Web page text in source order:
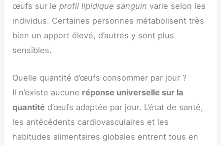
œufs sur leprofil lipidique sanguin varie selon les
individus. Certaines personnes métabolisent très
bien un apport élevé, d’autres y sont plus
sensibles.
Quelle quantité d’œufs consommer par jour ?
Il n’existe aucune réponse universelle sur la
quantité d’œufs adaptée par jour. L’état de santé,
les antécédents cardiovasculaires et les
habitudes alimentaires globales entrent tous en